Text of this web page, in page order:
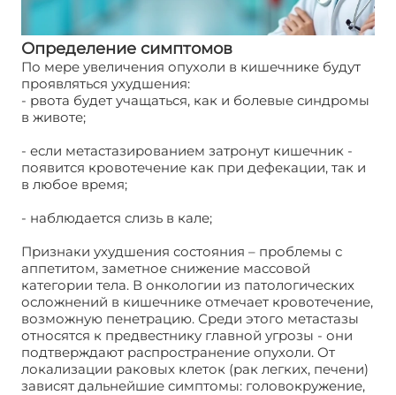
Определение симптомов
По мере увеличения опухоли в кишечнике будут
проявляться ухудшения:
- рвота будет учащаться, как и болевые синдромы
в животе;
- если метастазированием затронут кишечник -
появится кровотечение как при дефекации, так и
в любое время;
- наблюдается слизь в кале;
Признаки ухудшения состояния – проблемы с
аппетитом, заметное снижение массовой
категории тела. В онкологии из патологических
осложнений в кишечнике отмечает кровотечение,
возможную пенетрацию. Среди этого метастазы
относятся к предвестнику главной угрозы - они
подтверждают распространение опухоли. От
локализации раковых клеток (рак легких, печени)
зависят дальнейшие симптомы: головокружение,